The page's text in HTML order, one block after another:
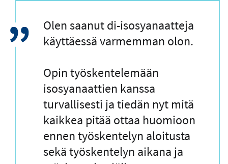
L
a
n
a
u
s
Olen saanut di-isosyanaatteja
käyttäessä varmemman olon.
Opin työskentelemään
isosyanaattien kanssa
turvallisesti ja tiedän nyt mitä
kaikkea pitää ottaa huomioon
ennen työskentelyn aloitusta
sekä työskentelyn aikana ja